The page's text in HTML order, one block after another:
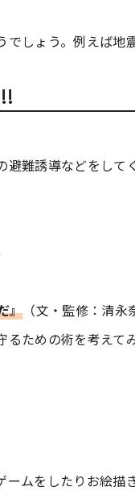
しょう。例えば地震
難誘導などをして
』 （文・監修：清
ための術を考えて
ムをしたりお絵描